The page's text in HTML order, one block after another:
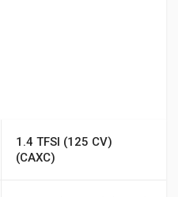
1.4 TFSI (125 CV)
(CAXC)